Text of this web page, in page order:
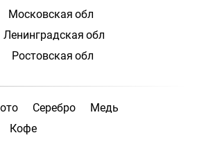
Московская обл
Ленинградская обл
Ростовская обл
Серебро
Медь
Кофе